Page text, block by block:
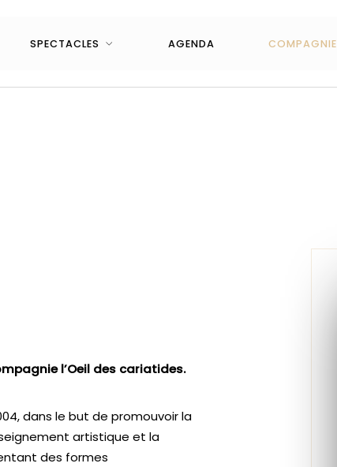
SPECTACLES AGENDA COMPAGNIE
l’Oeil des cariatides.
dans le but de promouvoir la
artistique et la
des formes